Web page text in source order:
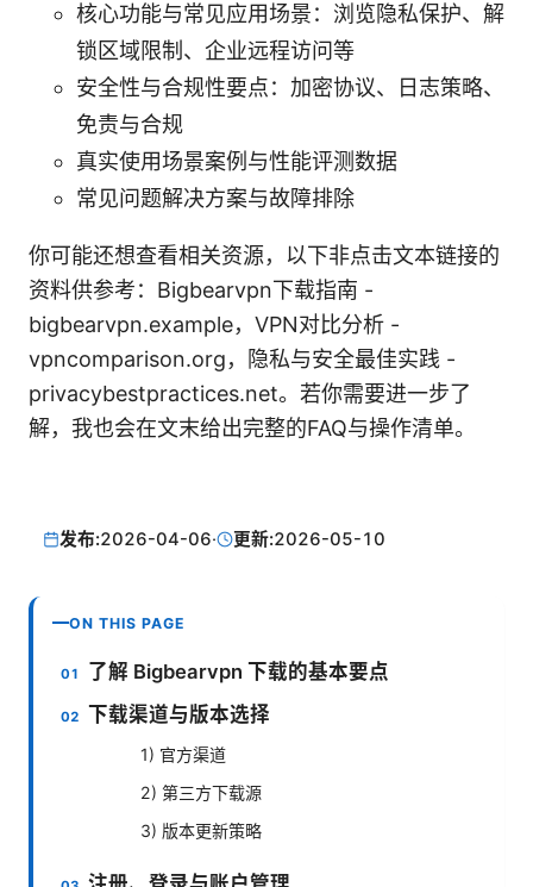
核心功能与常见应用场景：浏览隐私保护、解
锁区域限制、企业远程访问等
安全性与合规性要点：加密协议、日志策略、
免责与合规
真实使用场景案例与性能评测数据
常见问题解决方案与故障排除
你可能还想查看相关资源，以下非点击文本链接的
资料供参考：Bigbearvpn下载指南 -
bigbearvpn.example，VPN对比分析 -
vpncomparison.org，隐私与安全最佳实践 -
privacybestpractices.net。若你需要进一步了
解，我也会在文末给出完整的FAQ与操作清单。
发布:2026-04-06· 更新:2026-05-10
ON THIS PAGE
了解 Bigbearvpn 下载的基本要点
下载渠道与版本选择
1) 官方渠道
2) 第三方下载源
3) 版本更新策略